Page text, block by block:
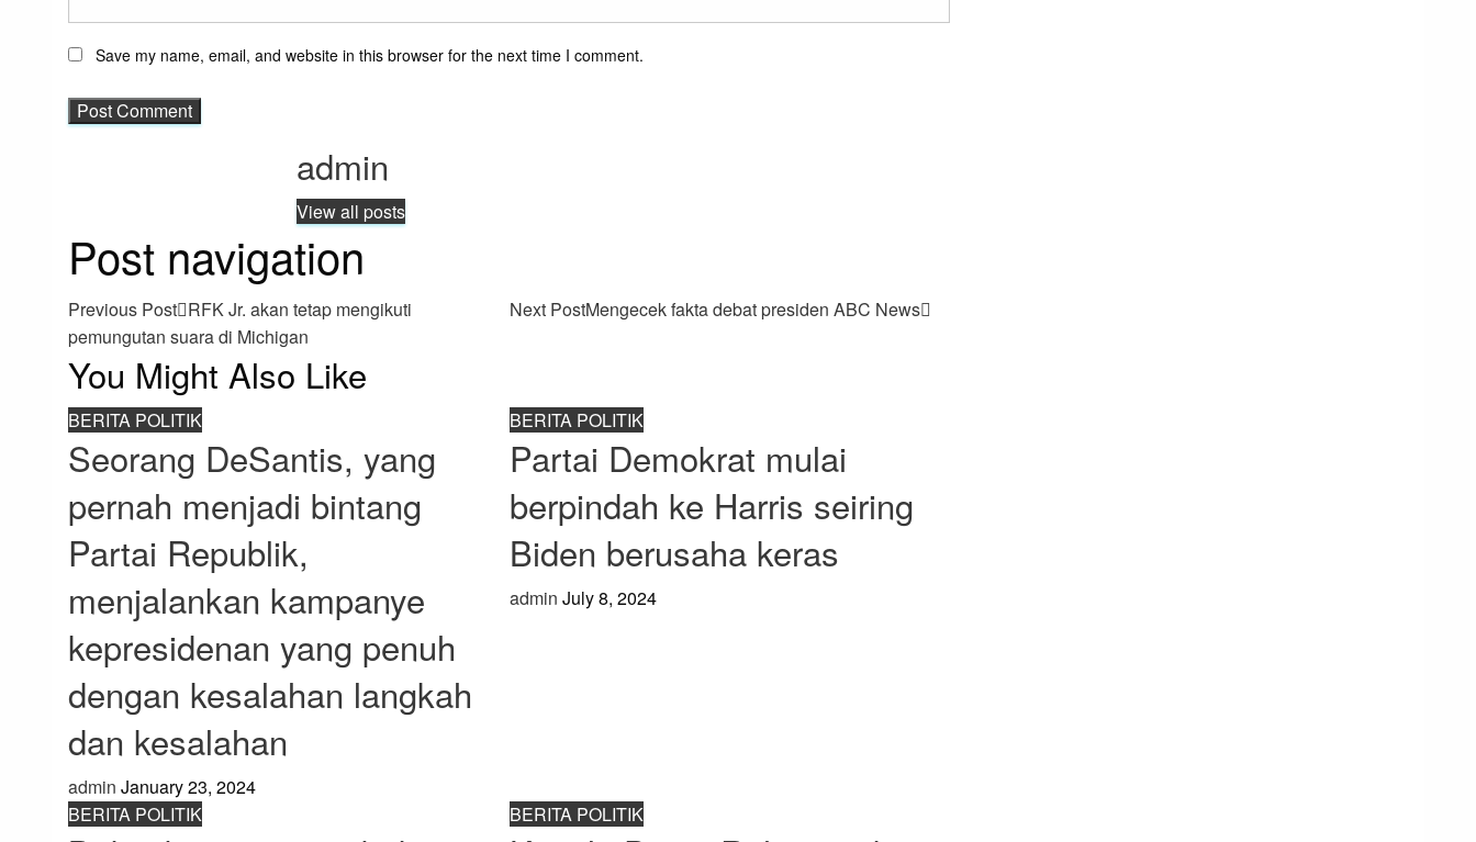
Save my name, email, and website in this browser for the next time I comment.
admin
View all posts
Post navigation
Previous Post RFK Jr. akan tetap mengikuti
pemungutan suara di Michigan
Next PostMengecek fakta debat presiden ABC News
You Might Also Like
BERITA POLITIK
Seorang DeSantis, yang
pernah menjadi bintang
Partai Republik,
menjalankan kampanye
kepresidenan yang penuh
dengan kesalahan langkah
dan kesalahan
admin January 23, 2024
BERITA POLITIK
Partai Demokrat mulai
berpindah ke Harris seiring
Biden berusaha keras
admin July 8, 2024
BERITA POLITIK BERITA POLITIK